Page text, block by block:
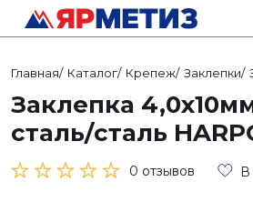
Главная/ Каталог/ Крепеж/ Заклепки/
Заклепка
сталь/сталь
0 отзывов В